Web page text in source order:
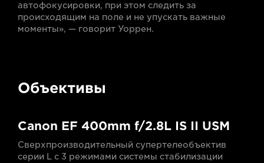
автофокусировки, при этом следить за
происходящим на поле и не упускать важные
моменты», — говорит Уоррен.
Объективы
Canon EF 400mm f/2.8L IS II USM
Сверхпроизводительный супертелеобъектив
серии L с 3 режимами системы стабилизации